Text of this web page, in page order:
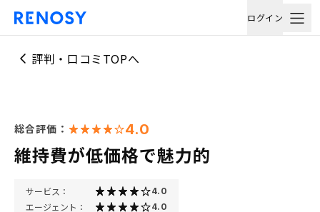
ログイン
評判・口コミTOPへ
総合評価： 4.0
維持費が低価格で魅力的
サービス： 4.0
エージェント： 4.0